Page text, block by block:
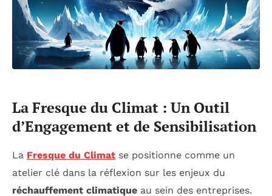
La Fresque du Climat : Un Outil
d’Engagement et de Sensibilisation
La Fresque du Climat se positionne comme un
atelier clé dans la réflexion sur les enjeux du
réchauffement climatique au sein des entreprises.